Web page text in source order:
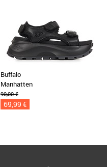
Buffalo
Manhatten
90,00 €
69,99 €